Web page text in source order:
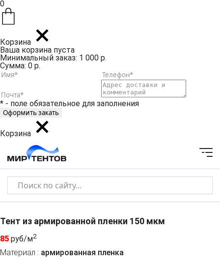
0
Корзина
Ваша корзина пуста
Минимальный заказ: 1 000 р.
Сумма: 0 р.
* - поле обязательное для заполнения
Корзина
Тент из армированной пленки 150 мкм
85 руб/м2
Материал : армированная пленка